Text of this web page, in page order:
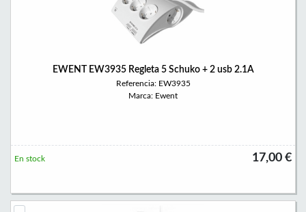
EWENT EW3935 Regleta 5 Schuko + 2 usb 2.1A
Referencia: EW3935
Marca: Ewent
17,00 €
En stock